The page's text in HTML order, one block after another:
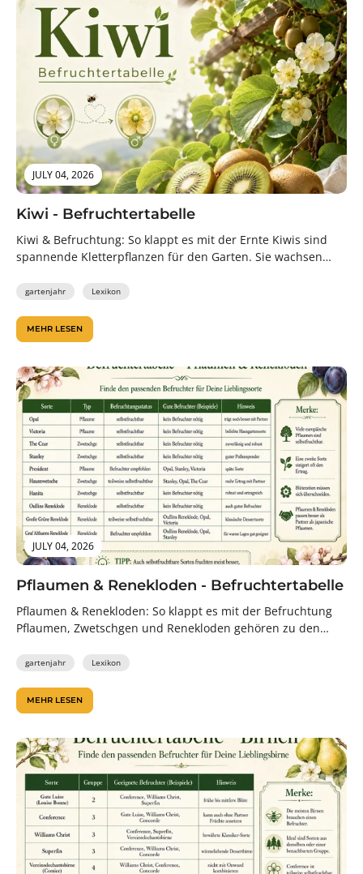
JULY 04, 2026
Kiwi - Befruchtertabelle
Kiwi & Befruchtung: So klappt es mit der Ernte Kiwis sind
spannende Kletterpflanzen für den Garten. Sie wachsen
gartenjahr Lexikon
MEHR LESEN
JULY 04, 2026
Pflaumen & Renekloden - Befruchtertabelle
Pflaumen & Renekloden: So klappt es mit der Befruchtung
Pflaumen, Zwetschgen und Renekloden gehören zu den
gartenjahr Lexikon
MEHR LESEN